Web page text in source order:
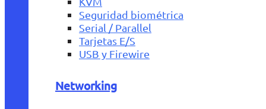
Seguridad biométrica
Serial / Parallel
Tarjetas E/S
USB y Firewire
Networking